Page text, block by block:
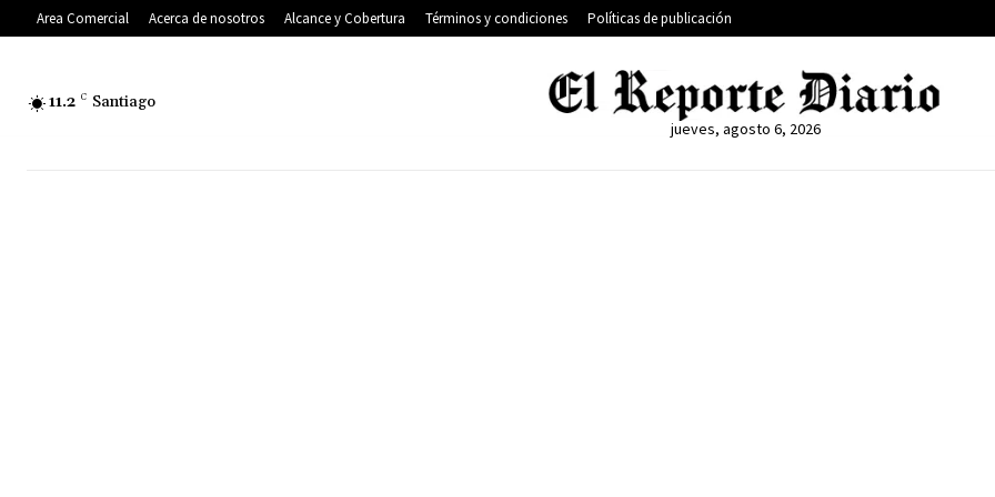
Area Comercial Acerca de nosotros Alcance y Cobertura Términos y condiciones Políticas de publicación
11.2 C Santiago
jueves, agosto 6, 2026